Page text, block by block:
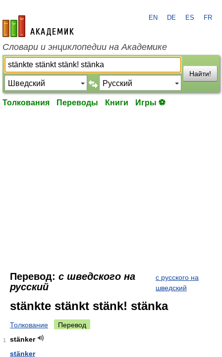
academic.ru
EN DE ES FR
Словари и энциклопедии на Академике
Найти!
Толкования Переводы Книги Игры ⚽
Перевод: с шведского на
русский
с русского на
шведский
stänkte stänkt stänk! stänka
Толкование Перевод
1
stänker
stänker